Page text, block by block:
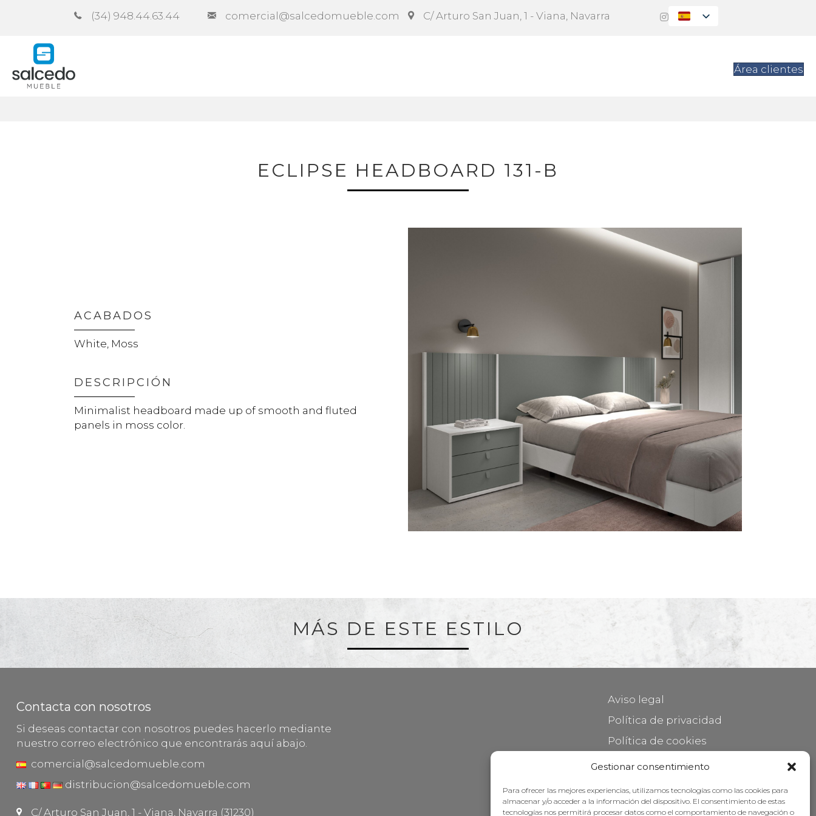
Gestionar consentimiento
Para ofrecer las mejores experiencias, utilizamos tecnologías como las cookies para
almacenar y/o acceder a la información del dispositivo. El consentimiento de estas
tecnologías nos permitirá procesar datos como el comportamiento de navegación o
(34) 948.44.63.44 comercial@salcedomueble.com C/ Arturo San Juan, 1 - Viana, Navarra
Área clientes
ECLIPSE HEADBOARD 131-B
ACABADOS
White, Moss
DESCRIPCIÓN
Minimalist headboard made up of smooth and fluted
panels in moss color.
MÁS DE ESTE ESTILO
Contacta con nosotros
Si deseas contactar con nosotros puedes hacerlo mediante
nuestro correo electrónico que encontrarás aquí abajo.
comercial@salcedomueble.com
distribucion@salcedomueble.com
C/ Arturo San Juan, 1 - Viana, Navarra (31230)
Aviso legal
Política de privacidad
Política de cookies
Mantener su mueble